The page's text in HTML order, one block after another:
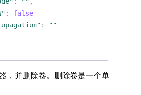
: false,
:
""
，并删除卷。删除卷是一个单